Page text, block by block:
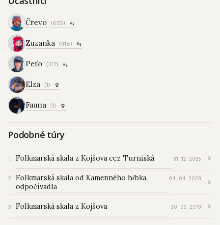
Črevo (655)
Zuzanka (318)
Peťo (317)
Elza (1)
Fauna (1)
Podobné túry
Folkmarská skala z Kojšova cez Turniská 31. 12. 2025
Folkmarská skala od Kamenného hŕbka,
odpočívadla
04. 04. 2020
Folkmarská skala z Kojšova 30. 03. 2019